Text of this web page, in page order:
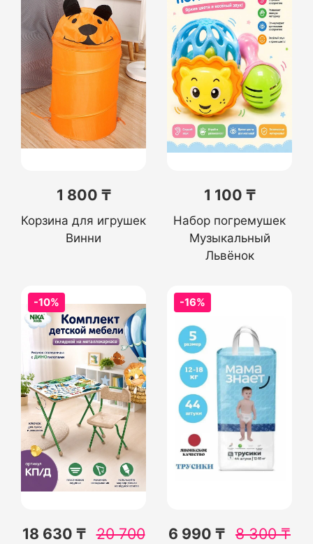
1 800 ₸
Корзина для игрушек
Винни
1 100 ₸
Набор погремушек
Музыкальный
Львёнок
-10%
18 630 ₸ 20 700
-16%
6 990 ₸ 8 300₸